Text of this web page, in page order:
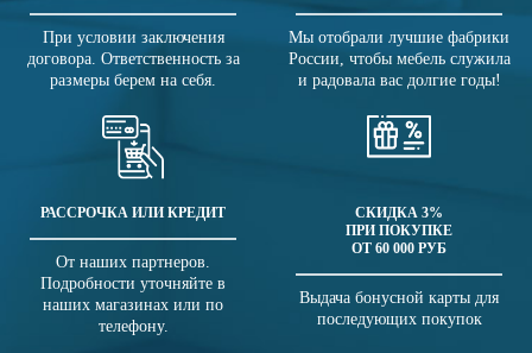
При условии заключения
договора. Ответственность за
размеры берем на себя.
Мы отобрали лучшие фабрики
России, чтобы мебель служила
и радовала вас долгие годы!
РАССРОЧКА ИЛИ КРЕДИТ
От наших партнеров.
Подробности уточняйте в
наших магазинах или по
телефону.
СКИДКА 3%
ПРИ ПОКУПКЕ
ОТ 60 000 РУБ
Выдача бонусной карты для
последующих покупок